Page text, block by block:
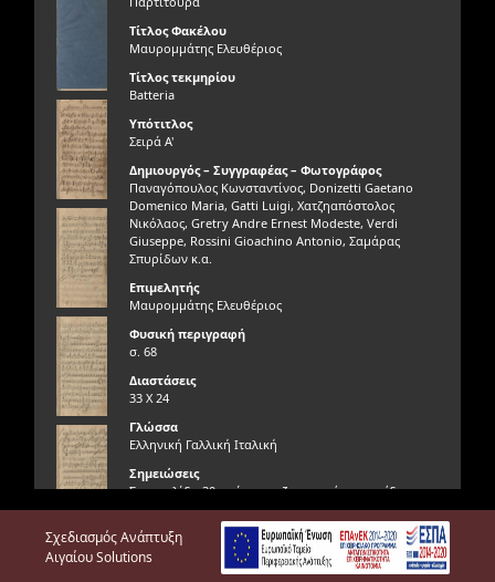
Τίτλος Φακέλου
Μαυρομμάτης Ελευθέριος
Τίτλος τεκμηρίου
Batteria
Υπότιτλος
Σειρά Α'
Δημιουργός – Συγγραφέας – Φωτογράφος
Παναγόπουλος Κωνσταντίνος, Donizetti Gaetano
Domenico Maria, Gatti Luigi, Χατζηαπόστολος
Νικόλαος, Gretry Andre Ernest Modeste, Verdi
Giuseppe, Rossini Gioachino Antonio, Σαμάρας
Σπυρίδων κ.α.
Επιμελητής
Μαυρομμάτης Ελευθέριος
Φυσική περιγραφή
σ. 68
Διαστάσεις
33 Χ 24
Γλώσσα
Ελληνική Γαλλική Ιταλική
Σημειώσεις
Στην σελίδα 30 υπάρχουν ζωγραφιές και σχέδια με
μολύβι.
Περιγραφή
Πεντάγραμμο τετράδιο με χειρόγραφες παρτιτούρες.
Τα έργα που περιλαμβάνονται είναι τα: “Girimeo
Σχεδιασμός Ανάπτυξη
Αιγαίου Solutions